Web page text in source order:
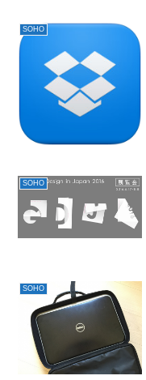
SOHO
SOHO
SOHO